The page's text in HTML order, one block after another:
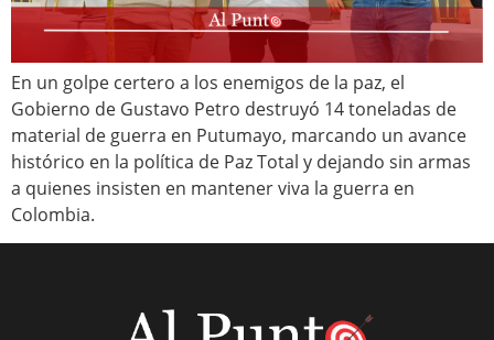
En un golpe certero a los enemigos de la paz, el
Gobierno de Gustavo Petro destruyó 14 toneladas de
material de guerra en Putumayo, marcando un avance
histórico en la política de Paz Total y dejando sin armas
a quienes insisten en mantener viva la guerra en
Colombia.